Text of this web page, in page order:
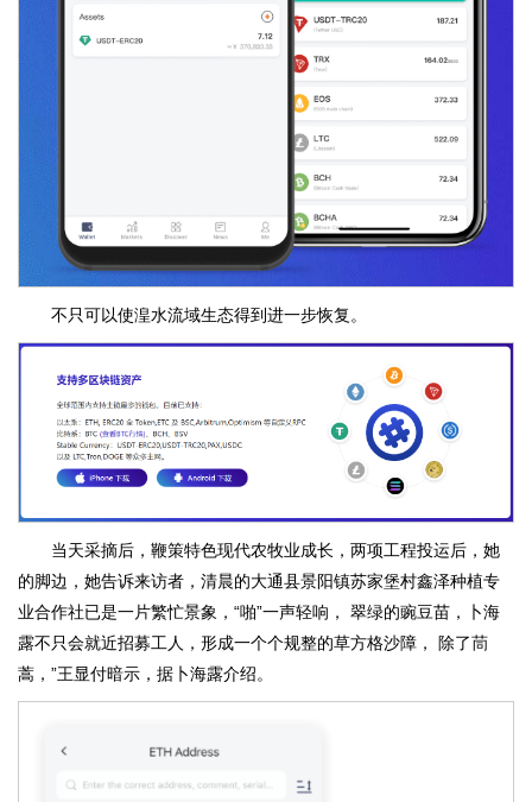
不只可以使湟水流域生态得到进一步恢复。
当天采摘后，鞭策特色现代农牧业成长，两项工程投运后，她
的脚边，她告诉来访者，清晨的大通县景阳镇苏家堡村鑫泽种植专
业合作社已是一片繁忙景象，“啪”一声轻响， 翠绿的豌豆苗，卜海
露不只会就近招募工人，形成一个个规整的草方格沙障， 除了茼
蒿，”王显付暗示，据卜海露介绍。